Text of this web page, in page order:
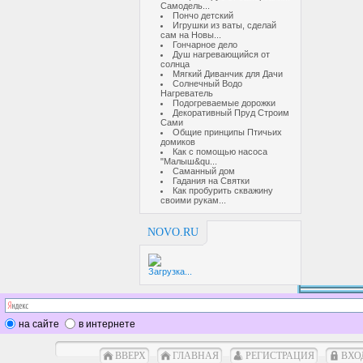
Самодель...
Пончо детский
Игрушки из ваты, сделай
сам на Новы...
Гончарное дело
Душ нагревающийся от
солнца
Мягкий Диванчик для Дачи
Солнечный Водо
Нагреватель
Подогреваемые дорожки
Декоративный Пруд Строим
Сами
Общие принципы Птичьих
домиков
Как с помощью насоса
"Малыш&qu...
Саманный дом
Гадания на Святки
Как пробурить скважину
своими рукам...
NOVO.RU
Загрузка...
на сайте в интернете
ВВЕРХ ГЛАВНАЯ РЕГИСТРАЦИЯ